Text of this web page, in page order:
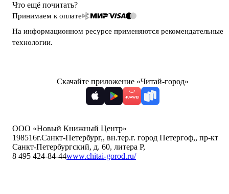
Что ещё почитать?
Принимаем к оплате
На информационном ресурсе применяются рекомендательные
технологии.
Скачайте приложение «Читай-город»
ООО «Новый Книжный Центр»
198516г.Санкт-Петербург,, вн.тер.г. город Петергоф,, пр-кт
Санкт-Петербургский, д. 60, литера Р,
8 495 424-84-44www.chitai-gorod.ru/